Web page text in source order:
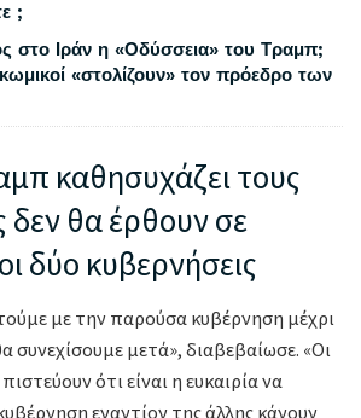
;
στο Ιράν η «Οδύσσεια» του Τραμπ;
«στολίζουν» τον πρόεδρο των
καθησυχάζει τους
δεν θα έρθουν σε
δύο κυβερνήσεις
με την παρούσα κυβέρνηση μέχρι
συνεχίσουμε μετά», διαβεβαίωσε. «Οι
ότι είναι η ευκαιρία να
εναντίον της άλλης κάνουν